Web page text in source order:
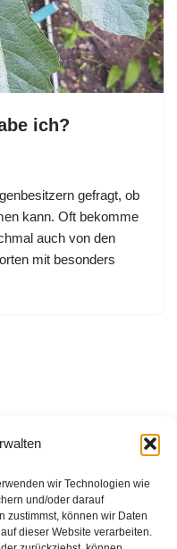
wir Technologien wie
und/oder darauf
zustimmst, können wir Daten
dieser Website verarbeiten.
ich?
gefragt, ob
kann. Oft bekomme
auch von den
mit besonders